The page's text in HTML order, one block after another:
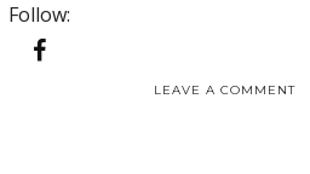
Follow:
LEAVE A COMMENT